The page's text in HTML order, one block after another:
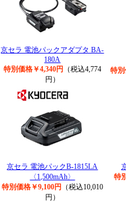
京セラ 電池パックアダプタ BA-
180A
特別価格￥4,340円
（税込4,774
円）
特別
京セラ 電池パックB-1815LA
〈1,500mAh〉
特別価格￥9,100円
（税込10,010
円）
特